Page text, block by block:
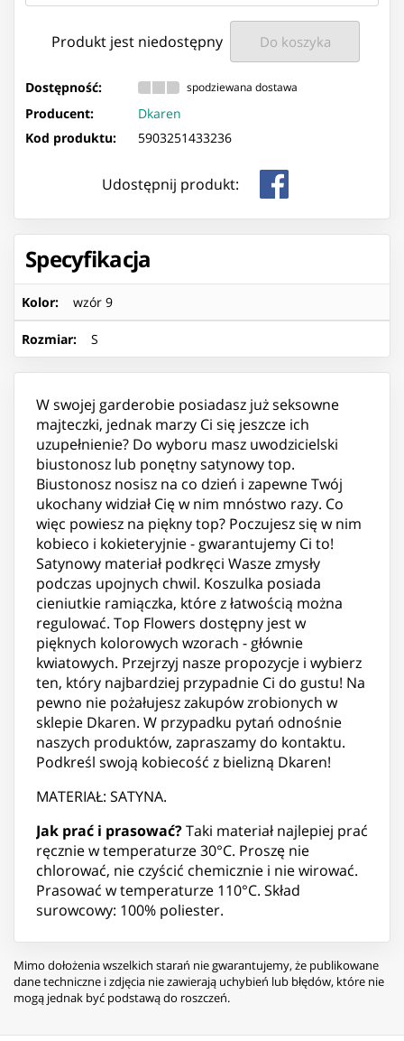
Produkt jest niedostępny Do koszyka
Dostępność: spodziewana dostawa
Producent:
Dkaren
Kod produktu:
5903251433236
Udostępnij produkt:
Specyfikacja
Kolor: wzór 9
Rozmiar: S
W swojej garderobie posiadasz już seksowne
majteczki, jednak marzy Ci się jeszcze ich
uzupełnienie? Do wyboru masz uwodzicielski
biustonosz lub ponętny satynowy top.
Biustonosz nosisz na co dzień i zapewne Twój
ukochany widział Cię w nim mnóstwo razy. Co
więc powiesz na piękny top? Poczujesz się w nim
kobieco i kokieteryjnie - gwarantujemy Ci to!
Satynowy materiał podkręci Wasze zmysły
podczas upojnych chwil. Koszulka posiada
cieniutkie ramiączka, które z łatwością można
regulować. Top Flowers dostępny jest w
pięknych kolorowych wzorach - głównie
kwiatowych. Przejrzyj nasze propozycje i wybierz
ten, który najbardziej przypadnie Ci do gustu! Na
pewno nie pożałujesz zakupów zrobionych w
sklepie Dkaren. W przypadku pytań odnośnie
naszych produktów, zapraszamy do kontaktu.
Podkreśl swoją kobiecość z bielizną Dkaren!
MATERIAŁ: SATYNA.
Jak prać i prasować?Taki materiał najlepiej prać
ręcznie w temperaturze 30°C. Proszę nie
chlorować, nie czyścić chemicznie i nie wirować.
Prasować w temperaturze 110°C. Skład
surowcowy: 100% poliester.
Mimo dołożenia wszelkich starań nie gwarantujemy, że publikowane
dane techniczne i zdjęcia nie zawierają uchybień lub błędów, które nie
mogą jednak być podstawą do roszczeń.